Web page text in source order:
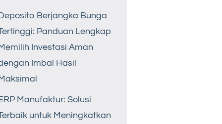
Berjangka Bunga
Panduan Lengkap
Investasi Aman
Imbal Hasil
Manufaktur: Solusi
untuk Meningkatkan